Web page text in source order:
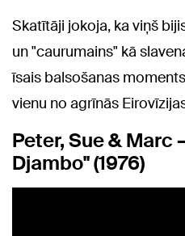
Skatītāji jokoja, ka viņš
un "caurumains" kā
īsais balsošanas
vienu no agrīnās
Peter, Sue & Marc
Djambo" (1976)